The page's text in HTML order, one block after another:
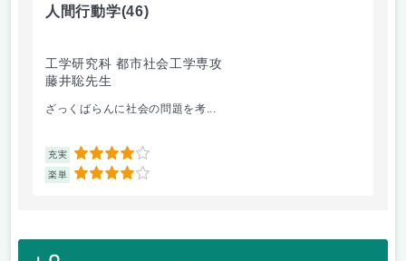
人間行動学(46)
工学研究科 都市社会工学専攻
藤井聡先生
ざっくばらんに社会の問題を考...
充実 4
楽単 4